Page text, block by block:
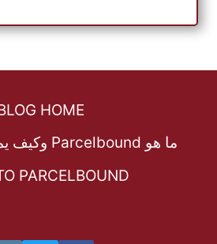
HOME
ما هو Parcelbound وكيف يمكنه مساعدتك؟
PARCELBOUND